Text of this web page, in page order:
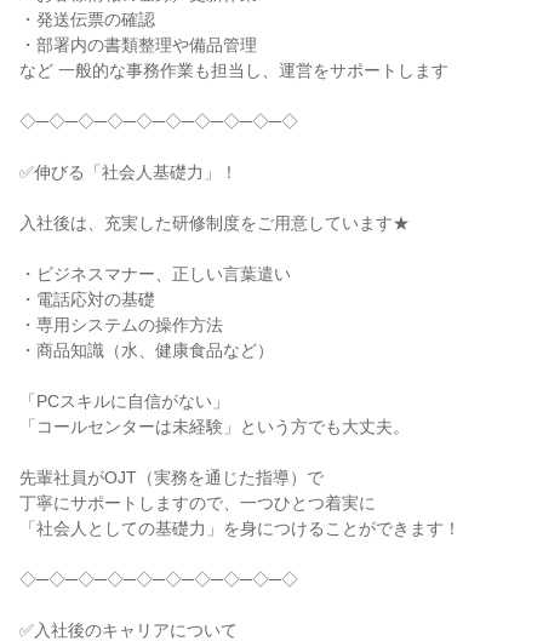
・発送伝票の確認
・部署内の書類整理や備品管理
など 一般的な事務作業も担当し、運営をサポートします
◇─◇─◇─◇─◇─◇─◇─◇─◇─◇
✅伸びる「社会人基礎力」！
入社後は、充実した研修制度をご用意しています★
・ビジネスマナー、正しい言葉遣い
・電話応対の基礎
・専用システムの操作方法
・商品知識（水、健康食品など）
「PCスキルに自信がない」
「コールセンターは未経験」という方でも大丈夫。
先輩社員がOJT（実務を通じた指導）で
丁寧にサポートしますので、一つひとつ着実に
「社会人としての基礎力」を身につけることができます！
◇─◇─◇─◇─◇─◇─◇─◇─◇─◇
✅入社後のキャリアについて